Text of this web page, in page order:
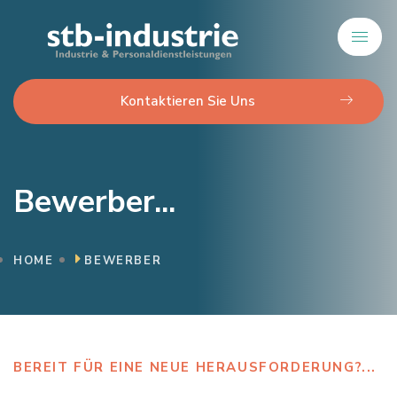
Kontaktieren Sie Uns
Bewerber...
HOME BEWERBER
BEREIT FÜR EINE NEUE HERAUSFORDERUNG?...